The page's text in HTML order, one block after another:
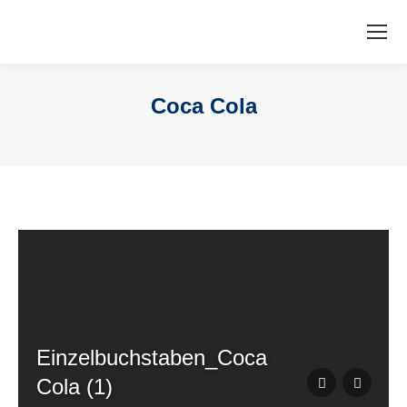
Coca Cola
Einzelbuchstaben_Coca
Cola (1)